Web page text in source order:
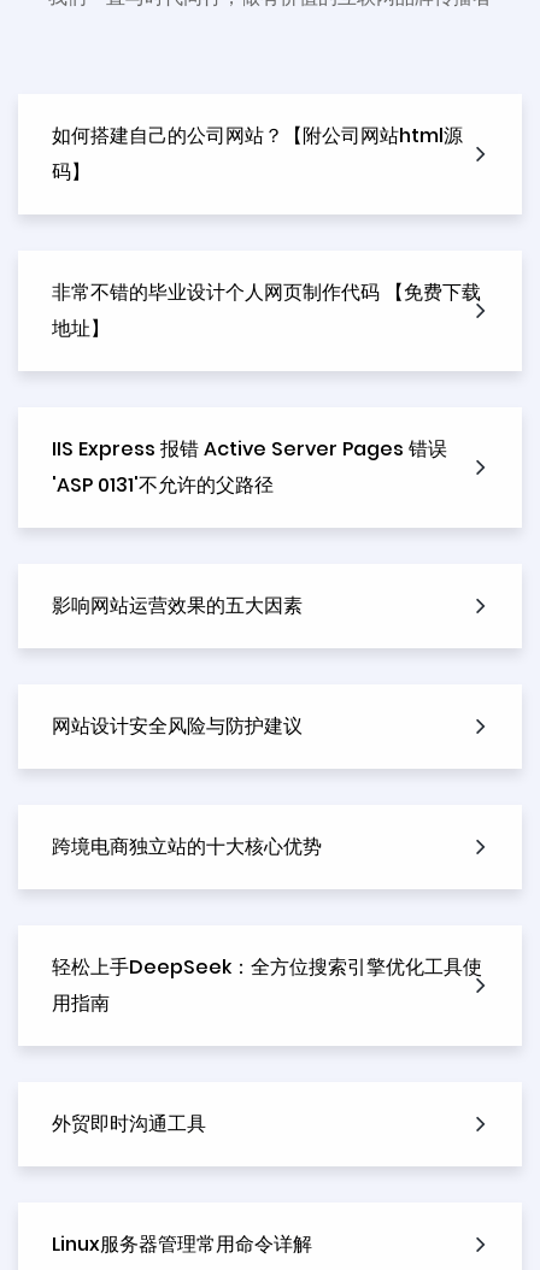
如何搭建自己的公司网站？【附公司网站html源
码】
非常不错的毕业设计个人网页制作代码 【免费下载
地址】
IIS Express 报错 Active Server Pages 错误
'ASP 0131'不允许的父路径
影响网站运营效果的五大因素
网站设计安全风险与防护建议
跨境电商独立站的十大核心优势
轻松上手DeepSeek：全方位搜索引擎优化工具使
用指南
外贸即时沟通工具
Linux服务器管理常用命令详解